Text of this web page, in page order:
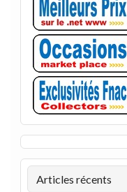
Articles récents